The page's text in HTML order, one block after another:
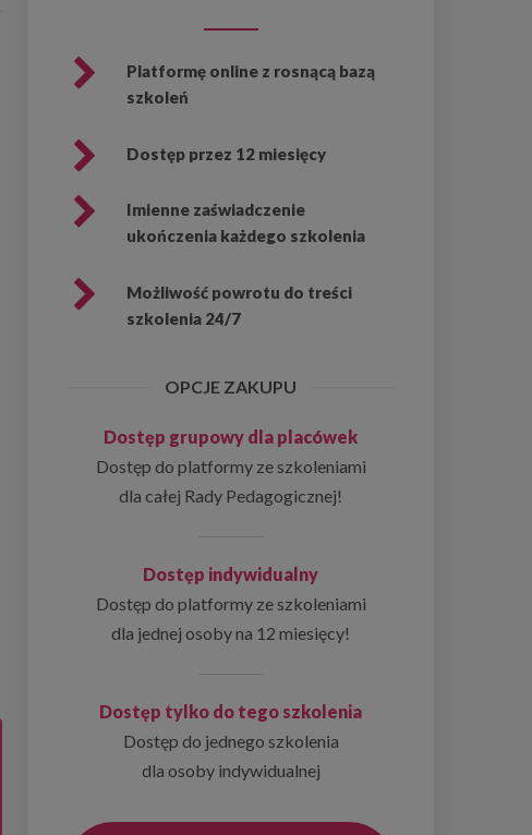
Platformę online z rosnącą bazą
szkoleń
Dostęp przez 12 miesięcy
Imienne zaświadczenie
ukończenia każdego szkolenia
Możliwość powrotu do treści
szkolenia 24/7
OPCJE ZAKUPU
Dostęp grupowy dla placówek
Dostęp do platformy ze szkoleniami
dla całej Rady Pedagogicznej!
Dostęp indywidualny
Dostęp do platformy ze szkoleniami
dla jednej osoby na 12 miesięcy!
Dostęp tylko do tego szkolenia
Dostęp do jednego szkolenia
dla osoby indywidualnej